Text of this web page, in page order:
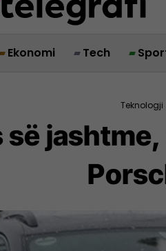
Ekonomi Tech
Teknologji
së